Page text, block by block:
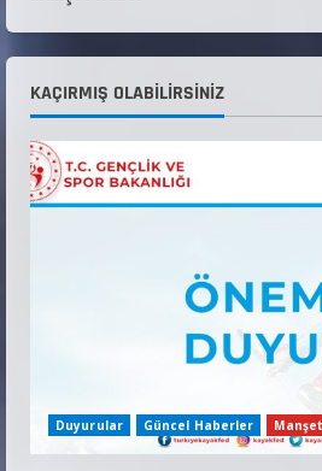
4
ANTRENÖRLÜK KURSU
KAÇIRMIŞ OLABILIRSINIZ
Duyurular Güncel Haberler